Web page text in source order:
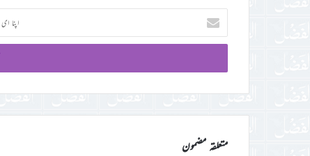
اپنا
ای
میل
ڈی
متعلقہ مضمون